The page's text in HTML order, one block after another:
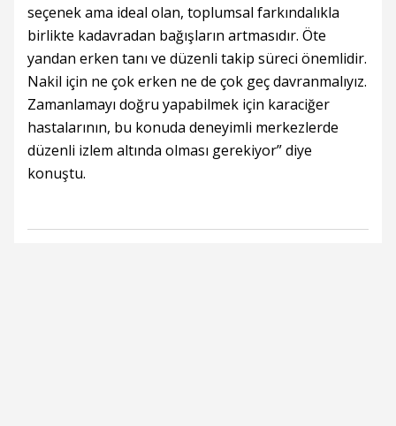
seçenek ama ideal olan, toplumsal farkındalıkla
birlikte kadavradan bağışların artmasıdır. Öte
yandan erken tanı ve düzenli takip süreci önemlidir.
Nakil için ne çok erken ne de çok geç davranmalıyız.
Zamanlamayı doğru yapabilmek için karaciğer
hastalarının, bu konuda deneyimli merkezlerde
düzenli izlem altında olması gerekiyor” diye
konuştu.